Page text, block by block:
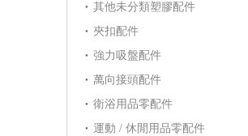
其他未分類塑膠配件
夾扣配件
強力吸盤配件
萬向接頭配件
衛浴用品零配件
運動 / 休閒用品零配件